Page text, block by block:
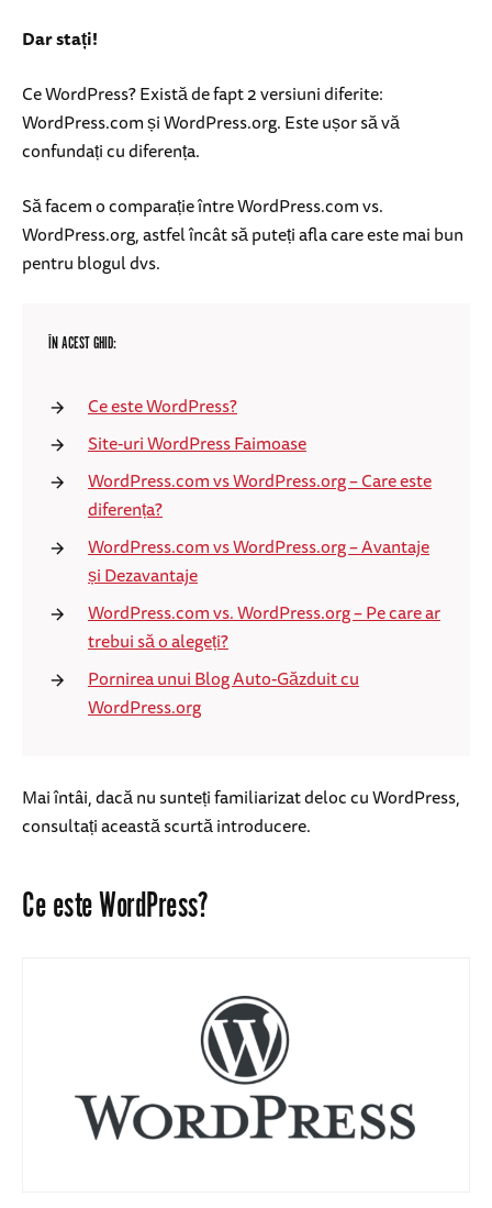
Dar stați!
Ce WordPress? Există de fapt 2 versiuni diferite:
WordPress.com și WordPress.org. Este ușor să vă
confundați cu diferența.
Să facem o comparație între WordPress.com vs.
WordPress.org, astfel încât să puteți afla care este mai bun
pentru blogul dvs.
ÎN ACEST GHID:
Ce este WordPress?
Site-uri WordPress Faimoase
WordPress.com vs WordPress.org – Care este
diferența?
WordPress.com vs WordPress.org – Avantaje
și Dezavantaje
WordPress.com vs. WordPress.org – Pe care ar
trebui să o alegeți?
Pornirea unui Blog Auto-Găzduit cu
WordPress.org
Mai întâi, dacă nu sunteți familiarizat deloc cu WordPress,
consultați această scurtă introducere.
Ce este WordPress?